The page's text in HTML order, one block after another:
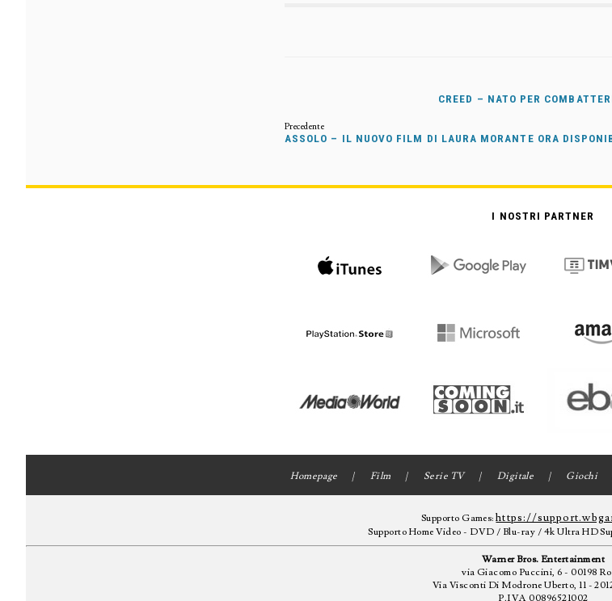
CREED – NATO PER
ASSOLO – IL NUOVO FILM DI LAURA MORANTE ORA
I NOSTRI PARTNER
Homepage Film Serie TV Digitale Giochi
Supporto Games:https://
Supporto Home Video - DVD / Blu-ray / 4k Ultra HD
Warner Bros. Entertainment
via Giacomo Puccini, 6 - 00198
Via Visconti Di Modrone Uberto, 11 -
P.IVA 00896521002